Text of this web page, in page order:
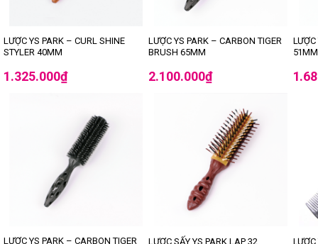
LƯỢC YS PARK – CURL SHINE
STYLER 40MM
1.325.000₫
LƯỢC YS PARK – CARBON TIGER
BRUSH 65MM
2.100.000₫
51MM
LƯỢC YS PARK – CARBON TIGER
LƯỢC SẤY YS PARK LAP 32